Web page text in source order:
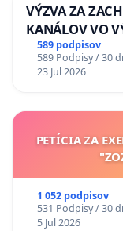
VÝZVA ZA
KANÁLOV VO
KONTROLOU
na riešenie
589 podpisov
589 Podpisy / 30
23 Jul 2026
PETÍCIA ZA
1 052 podpisov
531 Podpisy / 30
5 Jul 2026